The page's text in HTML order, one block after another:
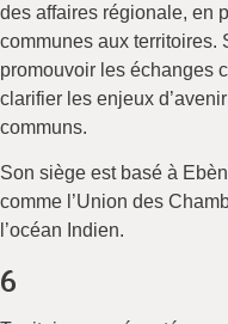
des affaires régionale, en
communes aux territoires.
promouvoir les échanges
clarifier les enjeux
communs.
Son siège est basé à
comme l’Union des
l’océan Indien.
6